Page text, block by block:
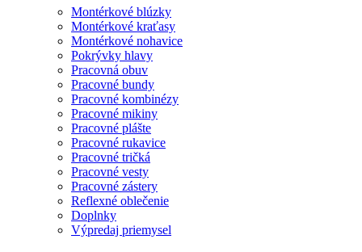
Montérkové blúzky
Montérkové kraťasy
Montérkové nohavice
Pokrývky hlavy
Pracovná obuv
Pracovné bundy
Pracovné kombinézy
Pracovné mikiny
Pracovné plášte
Pracovné rukavice
Pracovné tričká
Pracovné vesty
Pracovné zástery
Reflexné oblečenie
Doplnky
Výpredaj priemysel